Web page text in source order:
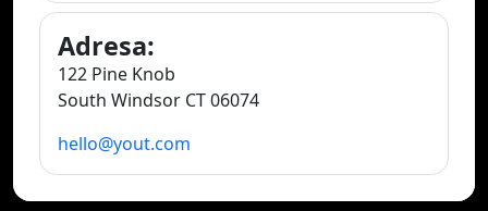
Adresa:
122 Pine Knob
South Windsor CT 06074
hello@yout.com